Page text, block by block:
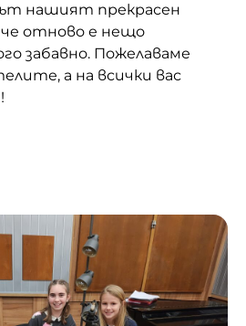
нашият прекрасен
отново е нещо
забавно. Пожелаваме
а на всички вас